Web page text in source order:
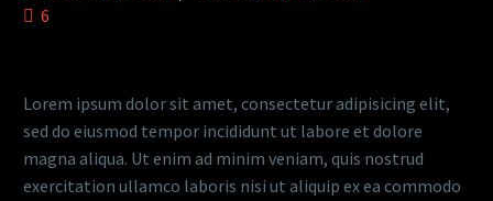
6
Lorem ipsum dolor sit amet, consectetur adipisicing elit,
sed do eiusmod tempor incididunt ut labore et dolore
magna aliqua. Ut enim ad minim veniam, quis nostrud
exercitation ullamco laboris nisi ut aliquip ex ea commodo